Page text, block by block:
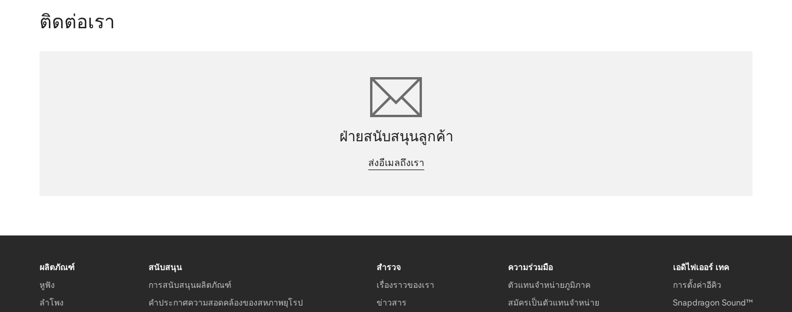
ติดต่อเรา
ฝ่ายสนับสนุนลูกค้า
ส่งอีเมลถึงเรา
ผลิตภัณฑ์
หูฟัง
ลำโพง
สนับสนุน
การสนับสนุนผลิตภัณฑ์
คำประกาศความสอดคล้องของสหภาพยุโรป
สำรวจ
เรื่องราวของเรา
ข่าวสาร
ความร่วมมือ
ตัวแทนจำหน่ายภูมิภาค
สมัครเป็นตัวแทนจำหน่าย
เอดิไฟเออร์ เทค
การตั้งค่าอีคิว
Snapdragon Sound™